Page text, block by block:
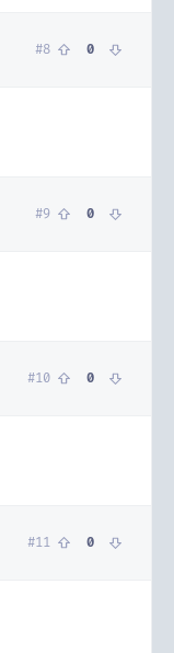
#8 0
#9 0
#10 0
#11 0